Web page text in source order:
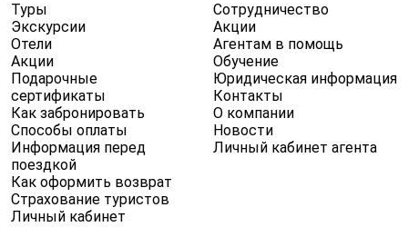
Туры
Экскурсии
Отели
Акции
Подарочные
сертификаты
Как забронировать
Способы оплаты
Информация перед
поездкой
Как оформить возврат
Страхование туристов
Личный кабинет
Сотрудничество
Акции
Агентам в помощь
Обучение
Юридическая информация
Контакты
О компании
Новости
Личный кабинет агента